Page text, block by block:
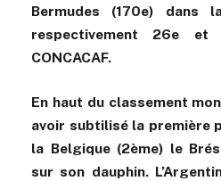
Bermudes (170e)
respectivement 26e
CONCACAF.
En haut du classement
avoir subtilisé la première
la Belgique (2ème) le
sur son dauphin.